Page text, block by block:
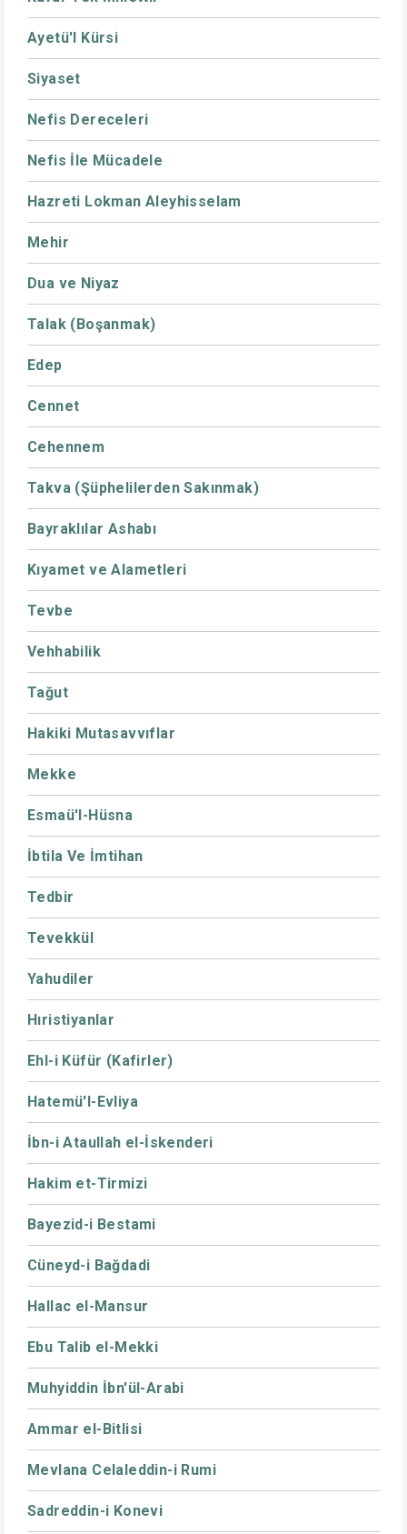
Ayetü'l Kürsi
Siyaset
Nefis Dereceleri
Nefis İle Mücadele
Hazreti Lokman Aleyhisselam
Mehir
Dua ve Niyaz
Talak (Boşanmak)
Edep
Cennet
Cehennem
Takva (Şüphelilerden Sakınmak)
Bayraklılar Ashabı
Kıyamet ve Alametleri
Tevbe
Vehhabilik
Tağut
Hakiki Mutasavvıflar
Mekke
Esmaü'l-Hüsna
İbtila Ve İmtihan
Tedbir
Tevekkül
Yahudiler
Hıristiyanlar
Ehl-i Küfür (Kafirler)
Hatemü'l-Evliya
İbn-i Ataullah el-İskenderi
Hakim et-Tirmizi
Bayezid-i Bestami
Cüneyd-i Bağdadi
Hallac el-Mansur
Ebu Talib el-Mekki
Muhyiddin İbn'ül-Arabi
Ammar el-Bitlisi
Mevlana Celaleddin-i Rumi
Sadreddin-i Konevi